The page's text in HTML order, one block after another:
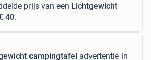
prijs van een Lichtgewicht
40.
campingtafel advertentie in